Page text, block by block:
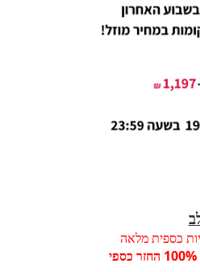
כספית מלאה
100% החזר כספי